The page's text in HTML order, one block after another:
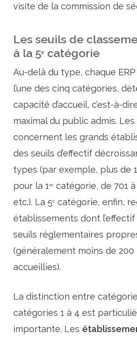
visite de la commission de
Les seuils de
à la 5ᵉ catégorie
Au-delà du type, chaque
l’une des cinq catégories,
capacité d’accueil, c’est-à-
maximal du public admis.
concernent les grands
des seuils d’effectif
types (par exemple, plus de
pour la 1ʳᵉ catégorie, de 701
etc.). La 5ᵉ catégorie, enfin,
établissements dont
seuils réglementaires
(généralement moins de 200
accueillies).
La distinction entre
catégories 1 à 4 est
importante. Les